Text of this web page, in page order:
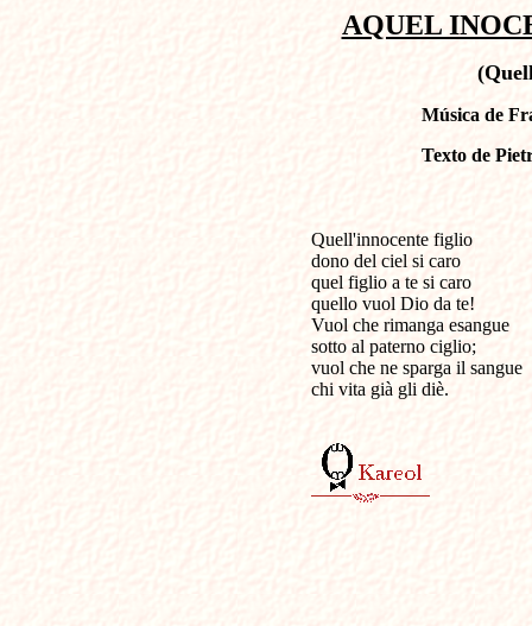
AQUEL
Música de
Texto de
Quell'innocente
dono del ciel si caro
quel figlio a te si caro
quello vuol Dio da te!
Vuol che rimanga esangue
sotto al paterno ciglio;
vuol che ne sparga il sangue
chi vita già gli diè.